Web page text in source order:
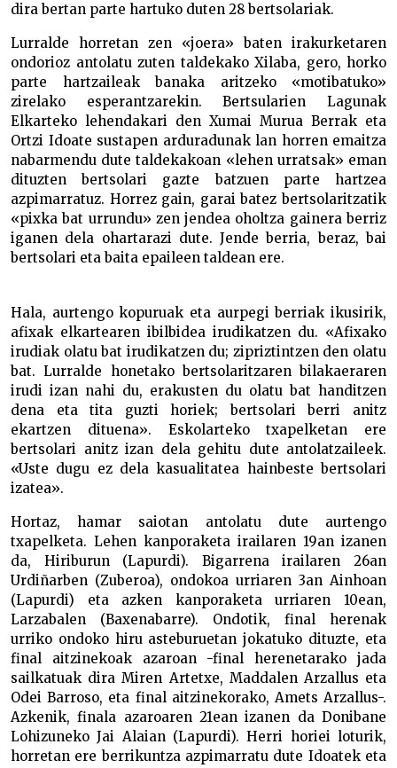
dira bertan parte hartuko duten 28 bertsolariak.
Lurralde horretan zen «joera» baten irakurketaren
ondorioz antolatu zuten taldekako Xilaba, gero, horko
parte hartzaileak banaka aritzeko «motibatuko»
zirelako esperantzarekin. Bertsularien Lagunak
Elkarteko lehendakari den Xumai Murua Berrak eta
Ortzi Idoate sustapen arduradunak lan horren emaitza
nabarmendu dute taldekakoan «lehen urratsak» eman
dituzten bertsolari gazte batzuen parte hartzea
azpimarratuz. Horrez gain, garai batez bertsolaritzatik
«pixka bat urrundu» zen jendea oholtza gainera berriz
iganen dela ohartarazi dute. Jende berria, beraz, bai
bertsolari eta baita epaileen taldean ere.
Hala, aurtengo kopuruak eta aurpegi berriak ikusirik,
afixak elkartearen ibilbidea irudikatzen du. «Afixako
irudiak olatu bat irudikatzen du; zipriztintzen den olatu
bat. Lurralde honetako bertsolaritzaren bilakaeraren
irudi izan nahi du, erakusten du olatu bat handitzen
dena eta tita guzti horiek; bertsolari berri anitz
ekartzen dituena». Eskolarteko txapelketan ere
bertsolari anitz izan dela gehitu dute antolatzaileek.
«Uste dugu ez dela kasualitatea hainbeste bertsolari
izatea».
Hortaz, hamar saiotan antolatu dute aurtengo
txapelketa. Lehen kanporaketa irailaren 19an izanen
da, Hiriburun (Lapurdi). Bigarrena irailaren 26an
Urdiñarben (Zuberoa), ondokoa urriaren 3an Ainhoan
(Lapurdi) eta azken kanporaketa urriaren 10ean,
Larzabalen (Baxenabarre). Ondotik, final herenak
urriko ondoko hiru asteburuetan jokatuko dituzte, eta
final aitzinekoak azaroan -final herenetarako jada
sailkatuak dira Miren Artetxe, Maddalen Arzallus eta
Odei Barroso, eta final aitzinekorako, Amets Arzallus-.
Azkenik, finala azaroaren 21ean izanen da Donibane
Lohizuneko Jai Alaian (Lapurdi). Herri horiei loturik,
horretan ere berrikuntza azpimarratu dute Idoatek eta